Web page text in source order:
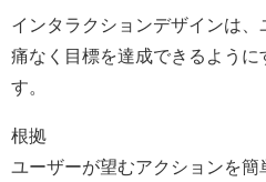
インタラクションデザインは
痛なく目標を達成できるように
す。
根拠
ユーザーが望むアクションを